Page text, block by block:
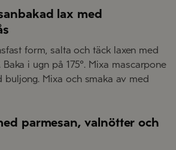
lax med
form, salta och täck laxen med
i ugn på 175°. Mixa mascarpone
buljong. Mixa och smaka av med
parmesan, valnötter och